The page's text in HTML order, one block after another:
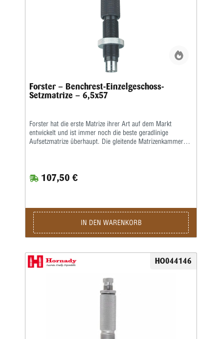
Forster – Benchrest-Einzelgeschoss-
Setzmatrize – 6,5x57
Forster hat die erste Matrize ihrer Art auf dem Markt
entwickelt und ist immer noch die beste geradlinige
Aufsetzmatrize überhaupt. Die gleitende Matrizenkammer
Sitz.Der handpolierte Bullet Seating Stem sorgt für
gleichmäßiges Nachladen. Die Aufsetzmatrize passt sich an
Ausrichtung.Vor Jahren erhielt Forster/Bonanza das US-
Patent Nr. 3.440.923 für das Design der originalen Bench
Rest Seater Die. Dieses Patent umfasste die Verwendung
einer speziell bearbeiteten, eng anliegenden Kammer, die
Ausrichtung hält. Dieses innovative Kammerdesign ist
immer noch das Markenzeichen unserer Bench Rest Seater
ist, die den gesamten Außendurchmesser der großen Hülse
und nicht nur das Geschoss und den Hülsenhals
unterstützen.Forster hat seine Sitzschäfte weiter verfeinert,
damit sie besser zu neu entwickelten ballistischen Spitzen
passen und zu den meisten VLD-Geschossen (Very Low
Drag) passen. Die eng anliegende Kammer aus einteiligen
Reibahlen gewährleistet Konzentrizität und
107,50 €
IN DEN WARENKORB
HO044146